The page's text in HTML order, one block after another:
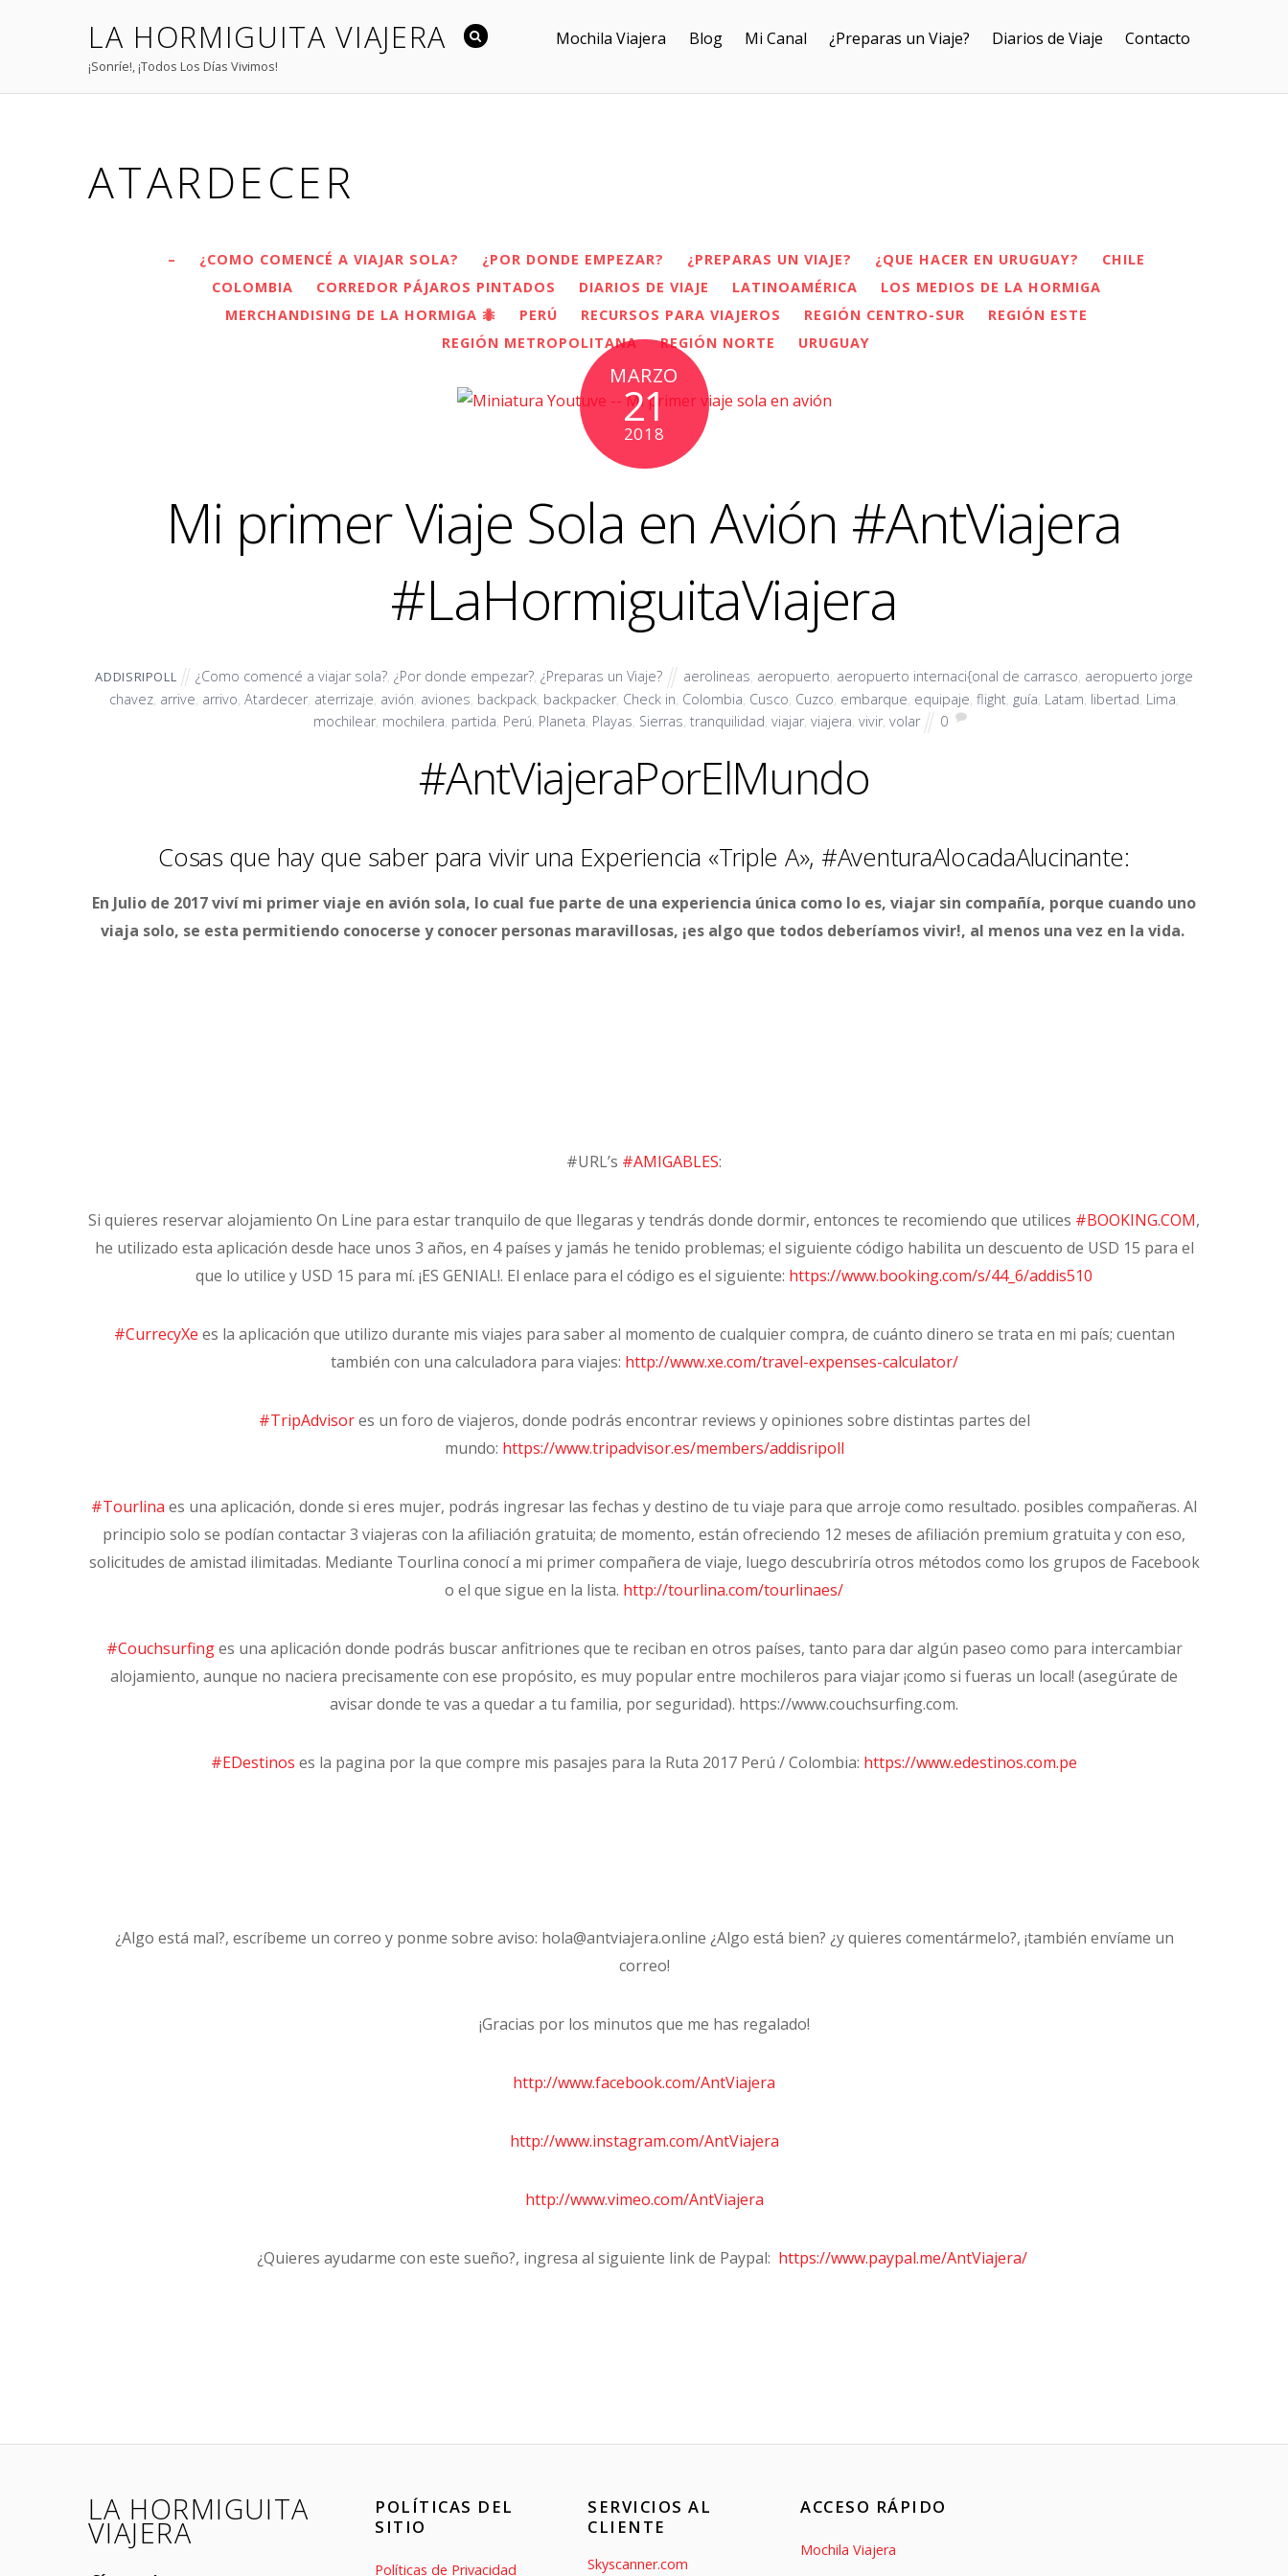
LA HORMIGUITA VIAJERA
¡Sonríe!, ¡Todos Los Días Vivimos!
Mochila Viajera Blog Mi Canal ¿Preparas un Viaje? Diarios de Viaje Contacto
ATARDECER
– ¿COMO COMENCÉ A VIAJAR SOLA? ¿POR DONDE EMPEZAR? ¿PREPARAS UN VIAJE? ¿QUE HACER EN URUGUAY?
CHILE
COLOMBIA
CORREDOR PÁJAROS PINTADOS DIARIOS DE VIAJE LATINOAMÉRICA
LOS MEDIOS DE LA HORMIGA
MERCHANDISING DE LA HORMIGA 🐜
PERÚ RECURSOS PARA VIAJEROS REGIÓN CENTRO-SUR
REGIÓN ESTE
REGIÓN METROPOLITANA
REGIÓN NORTE URUGUAY
MARZO
21
2018
Mi primer Viaje Sola en Avión #AntViajera
#LaHormiguitaViajera
ADDISRIPOLL ¿Como comencé a viajar sola? ,¿Por donde empezar? ,¿Preparas un Viaje? aerolineas aeropuerto aeropuerto internaci{onal de carrasco aeropuerto jorge
chavez arrive arrivo Atardecer, aterrizaje avión aviones backpack backpacker, Check in Colombia Cusco Cuzco embarque equipaje flight guía Latam libertad Lima
mochilear, mochilera partida Perú Planeta Playas Sierras tranquilidad viajar, viajera vivir, volar 0
#AntViajeraPorElMundo
Cosas que hay que saber para vivir una Experiencia «Triple A», #AventuraAlocadaAlucinante:
En Julio de 2017 viví mi primer viaje en avión sola, lo cual fue parte de una experiencia única como lo es, viajar sin compañía, porque cuando uno
viaja solo, se esta permitiendo conocerse y conocer personas maravillosas, ¡es algo que todos deberíamos vivir!, al menos una vez en la vida.
#URL’s #AMIGABLES:
Si quieres reservar alojamiento On Line para estar tranquilo de que llegaras y tendrás donde dormir, entonces te recomiendo que utilices #BOOKING.COM,
he utilizado esta aplicación desde hace unos 3 años, en 4 países y jamás he tenido problemas; el siguiente código habilita un descuento de USD 15 para el
que lo utilice y USD 15 para mí. ¡ES GENIAL!. El enlace para el código es el siguiente: https://www.booking.com/s/44_6/addis510
#CurrecyXe es la aplicación que utilizo durante mis viajes para saber al momento de cualquier compra, de cuánto dinero se trata en mi país; cuentan
también con una calculadora para viajes: http://www.xe.com/travel-expenses-calculator/
#TripAdvisores un foro de viajeros, donde podrás encontrar reviews y opiniones sobre distintas partes del
mundo: https://www.tripadvisor.es/members/addisripoll
#Tourlina es una aplicación, donde si eres mujer, podrás ingresar las fechas y destino de tu viaje para que arroje como resultado. posibles compañeras. Al
principio solo se podían contactar 3 viajeras con la afiliación gratuita; de momento, están ofreciendo 12 meses de afiliación premium gratuita y con eso,
solicitudes de amistad ilimitadas. Mediante Tourlina conocí a mi primer compañera de viaje, luego descubriría otros métodos como los grupos de Facebook
o el que sigue en la lista. http://tourlina.com/tourlinaes/
#Couchsurfinges una aplicación donde podrás buscar anfitriones que te reciban en otros países, tanto para dar algún paseo como para intercambiar
alojamiento, aunque no naciera precisamente con ese propósito, es muy popular entre mochileros para viajar ¡como si fueras un local! (asegúrate de
avisar donde te vas a quedar a tu familia, por seguridad). https://www.couchsurfing.com.
#EDestinos es la pagina por la que compre mis pasajes para la Ruta 2017 Perú / Colombia: https://www.edestinos.com.pe
¿Algo está mal?, escríbeme un correo y ponme sobre aviso: hola@antviajera.online ¿Algo está bien? ¿y quieres comentármelo?, ¡también envíame un
correo!
¡Gracias por los minutos que me has regalado!
http://www.facebook.com/AntViajera
http://www.instagram.com/AntViajera
http://www.vimeo.com/AntViajera
¿Quieres ayudarme con este sueño?, ingresa al siguiente link de Paypal: https://www.paypal.me/AntViajera/
LA HORMIGUITA
VIAJERA
POLÍTICAS DEL
SITIO
Políticas de Privacidad
SERVICIOS AL
CLIENTE
Skyscanner.com
ACCESO RÁPIDO
Mochila Viajera